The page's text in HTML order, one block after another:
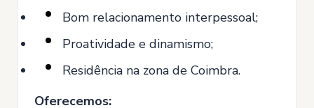
Bom relacionamento interpessoal;
Proatividade e dinamismo;
Residência na zona de Coimbra.
Oferecemos: